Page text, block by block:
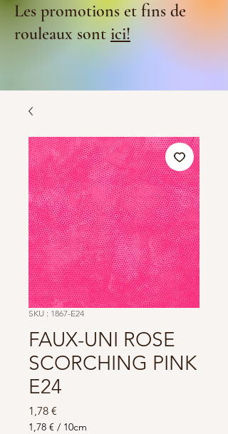
Les promotions et fins de
rouleaux sontici!
SKU : 1867-E24
FAUX-UNI ROSE
SCORCHING PINK
E24
1,78 €
1,78 € / 10cm